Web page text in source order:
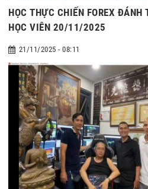
HỌC THỰC CHIẾN FOREX ĐÁNH
HỌC VIÊN 20/11/2025
21/11/2025 - 08:11